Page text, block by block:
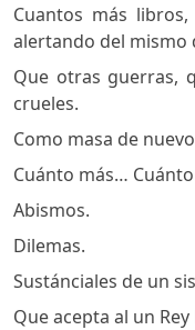
Cuantos más
alertando del mismo
Que otras guerras,
crueles.
Como masa de
Cuánto más…
Abismos.
Dilemas.
Sustánciales de un
Que acepta al un